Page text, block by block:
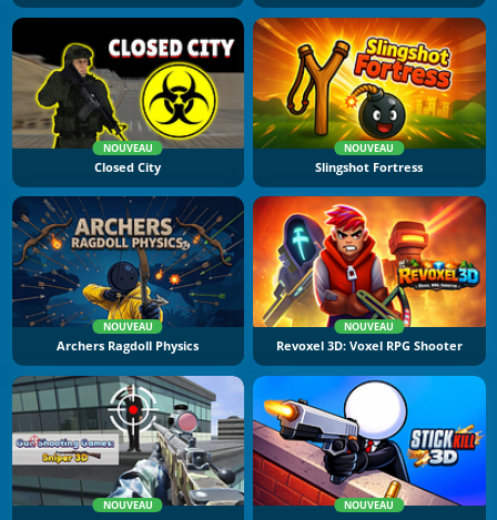
NOUVEAU
Closed City
NOUVEAU
Slingshot Fortress
NOUVEAU
Archers Ragdoll Physics
NOUVEAU
Revoxel 3D: Voxel RPG Shooter
NOUVEAU NOUVEAU